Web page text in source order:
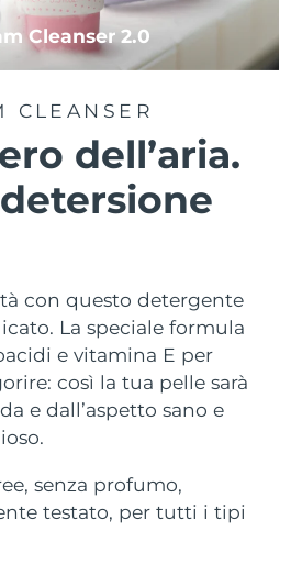
Cleanser 2.0
CLEANSER
dell’aria.
con questo detergente
La speciale formula
e vitamina E per
così la tua pelle sarà
e dall’aspetto sano e
senza profumo,
testato, per tutti i tipi